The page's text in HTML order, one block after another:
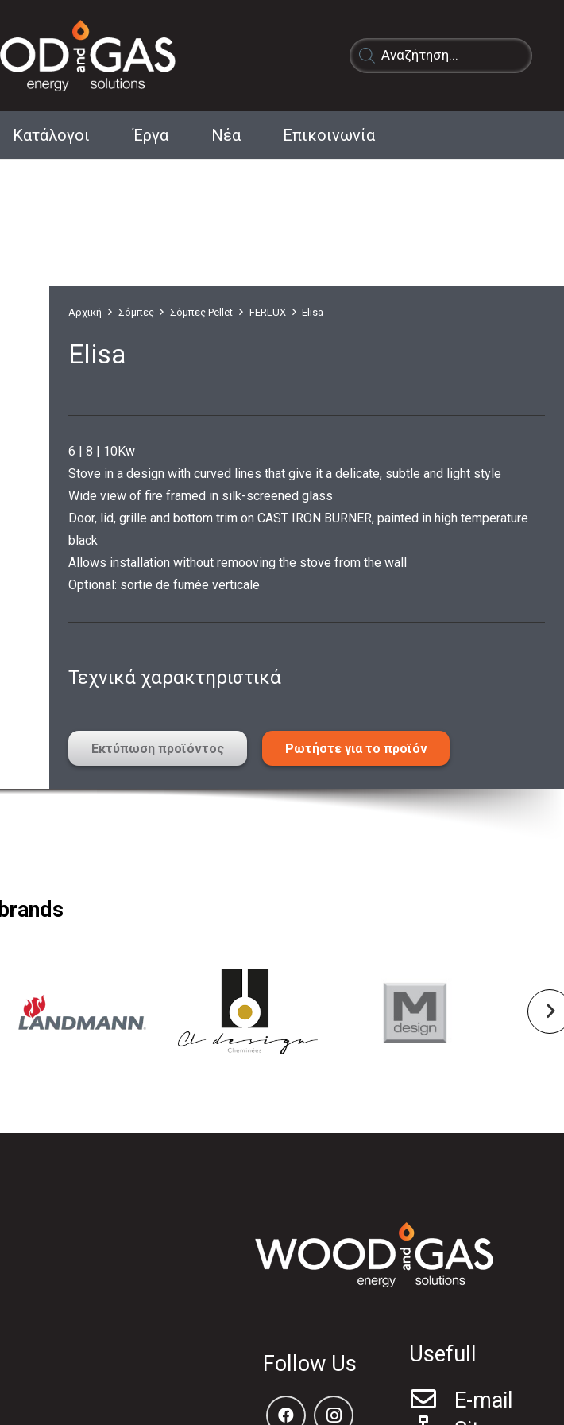
Products
search
Κατάλογοι Έργα Νέα Επικοινωνία
Αρχική Σόμπες Σόμπες Pellet FERLUX Elisa
Elisa
6 | 8 | 10Kw
Stove in a design with curved lines that give it a delicate, subtle and light style
Wide view of fire framed in silk-screened glass
Door, lid, grille and bottom trim on CAST IRON BURNER, painted in high temperature
black
Allows installation without remooving the stove from the wall
Optional: sortie de fumée verticale
Τεχνικά χαρακτηριστικά
Εκτύπωση προϊόντος Ρωτήστε για το προϊόν
brands
Follow Us
Usefull
E-mail